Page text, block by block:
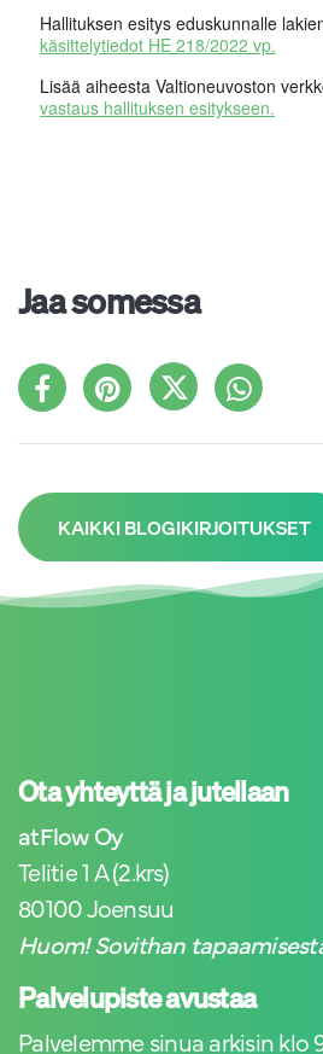
Hallituksen esitys eduskunnalle
käsittelytiedot HE 218/2022 vp.
Lisää aiheesta Valtioneuvoston
vastaus hallituksen esitykseen.
Jaa somessa
KAIKKI BLOGIKIRJOITUKSET
Ota yhteyttä ja jutellaan
atFlow Oy
Telitie 1 A (2.krs)
80100 Joensuu
Huom! Sovithan
Palvelupiste avustaa
Palvelemme sinua arkisin klo